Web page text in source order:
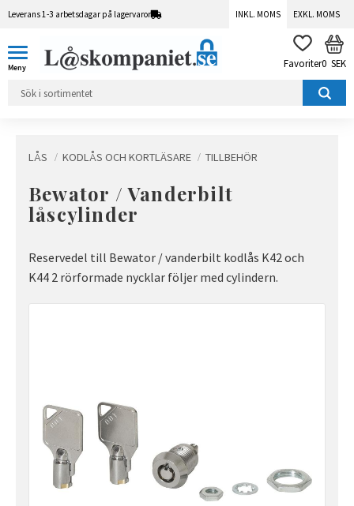
Leverans 1-3 arbetsdagar på lagervaror INKL. MOMS EXKL. MOMS
FAVORITER
0 SEK
LÅS KODLÅS OCH KORTLÄSARE TILLBEHÖR
Bewator / Vanderbilt
låscylinder
Reservedel till Bewator / vanderbilt kodlås K42 och
K44 2 rörformade nycklar följer med cylindern.